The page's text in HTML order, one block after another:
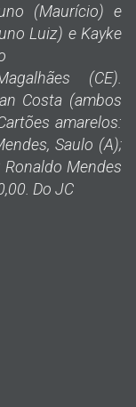
(Maurício) e
Luiz) e Kayke
(CE).
Costa (ambos
amarelos:
Saulo (A);
Ronaldo Mendes
Do JC